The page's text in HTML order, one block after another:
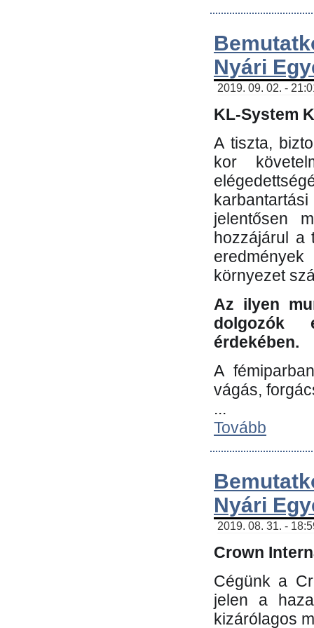
Nyári
2019. 09. 02. -
KL-System
A tiszta,
kor
jelentősen
hozzájárul a
környezet
Az ilyen
dolgozók
érdekében.
A
vágás,
...
Tovább
Nyári
2019. 08. 31. -
Crown
Cégünk a
jelen a
kizárólagos